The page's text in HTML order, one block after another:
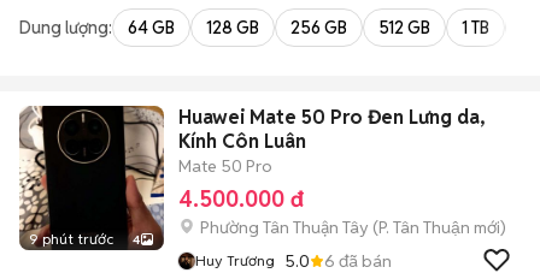
Dung lượng: 64 GB 128 GB 256 GB 512 GB 1 TB
9 phút trước 4
Huawei Mate 50 Pro Đen Lưng da,
Kính Côn Luân
Mate 50 Pro
4.500.000 đ
Phường Tân Thuận Tây (P. Tân Thuận mới)
Huy Trương 5.0 6 đã bán